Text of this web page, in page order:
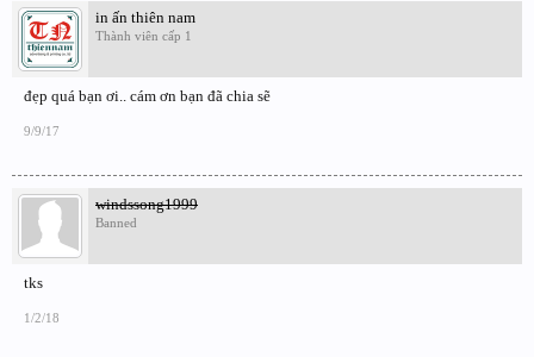
in ấn thiên nam
Thành viên cấp 1
đẹp quá bạn ơi.. cám ơn bạn đã chia sẽ
9/9/17
windssong1999
Banned
tks
1/2/18